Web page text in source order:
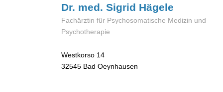
Dr. med. Sigrid Hägele
Fachärztin für Psychosomatische Medizin und
Psychotherapie
Westkorso 14
32545 Bad Oeynhausen